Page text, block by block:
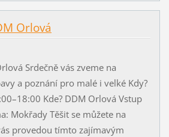
Orlová
Srdečně vás zveme na
a poznání pro malé i velké Kdy?
Kde? DDM Orlová Vstup
Mokřady Těšit se můžete na
provedou tímto zajímavým